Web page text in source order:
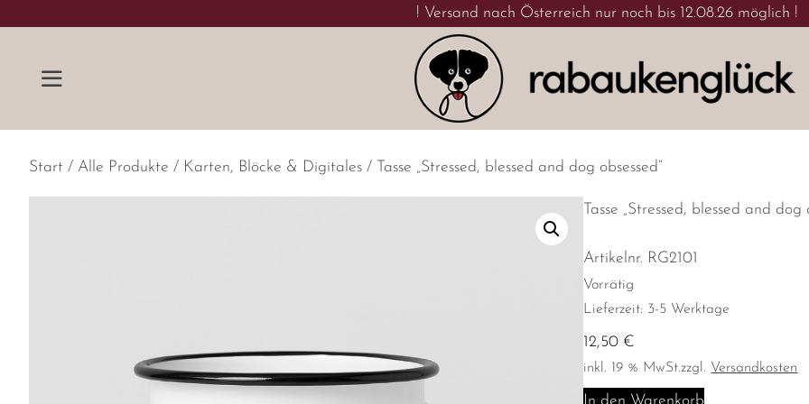
! Versand nach Österreich nur noch bis 12.08.26 möglich !
Start / Alle Produkte / Karten, Blöcke & Digitales / Tasse „Stressed, blessed and dog obsessed“
Tasse „Stressed, blessed and dog
Artikelnr. RG2101
Vorrätig
Lieferzeit: 3-5 Werktage
12,50 €
inkl. 19 % MwSt.zzgl. Versandkosten
Tasse